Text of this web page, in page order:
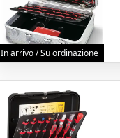
In arrivo / Su ordinazione